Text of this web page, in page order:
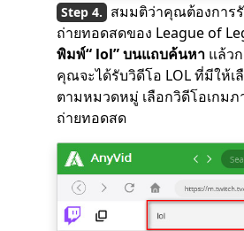
สมมติว่าคุณต้องการ
ถ่ายทอดสดของ League of
พิมพ์“ lol” บนแถบค้นหา แล้ว
คุณจะได้รับวิดีโอ LOL ที่มีให้เ
ตามหมวดหมู่ เลือกวิดีโอเกมภ
ถ่ายทอดสด